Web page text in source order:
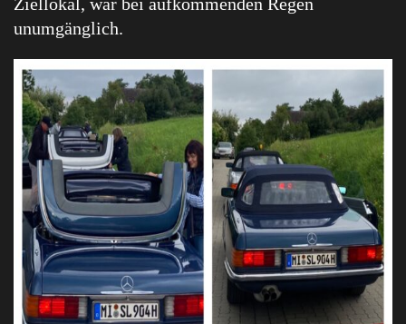
unumgänglich.